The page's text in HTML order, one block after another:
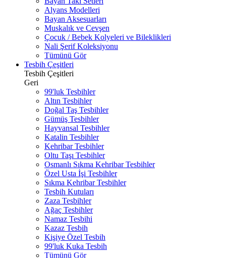
Alyans Modelleri
Bayan Aksesuarları
Muskalık ve Cevşen
Çocuk / Bebek Kolyeleri ve Bileklikleri
Nali Şerif Koleksiyonu
Tümünü Gör
Tesbih Çeşitleri
Tesbih Çeşitleri
Geri
99'luk Tesbihler
Altın Tesbihler
Doğal Taş Tesbihler
Gümüş Tesbihler
Hayvansal Tesbihler
Katalin Tesbihler
Kehribar Tesbihler
Oltu Taşı Tesbihler
Osmanlı Sıkma Kehribar Tesbihler
Özel Usta İşi Tesbihler
Sıkma Kehribar Tesbihler
Tesbih Kutuları
Zaza Tesbihler
Ağaç Tesbihler
Namaz Tesbihi
Kazaz Tesbih
Kişiye Özel Tesbih
99'luk Kuka Tesbih
Tümünü Gör